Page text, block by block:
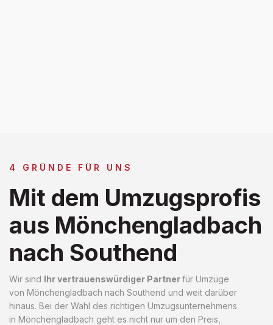
4 GRÜNDE FÜR UNS
Mit dem Umzugsprofis
aus Mönchengladbach
nach Southend
Wir sind Ihr vertrauenswürdiger Partnerfür Umzüge
von Mönchengladbach nach Southend und weit darüber
hinaus. Bei der Wahl des richtigen Umzugsunternehmens
in Mönchengladbach geht es nicht nur um den Preis,